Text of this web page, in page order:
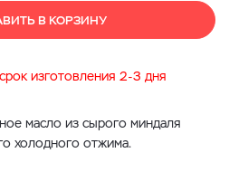
В КОРЗИНУ
изготовления 2-3 дня
масло из сырого миндаля
холодного отжима.